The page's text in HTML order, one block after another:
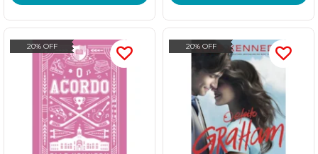
20% OFF 20% OFF